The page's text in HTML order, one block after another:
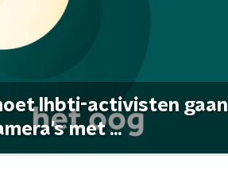
lhbti-activisten gaan
met ...